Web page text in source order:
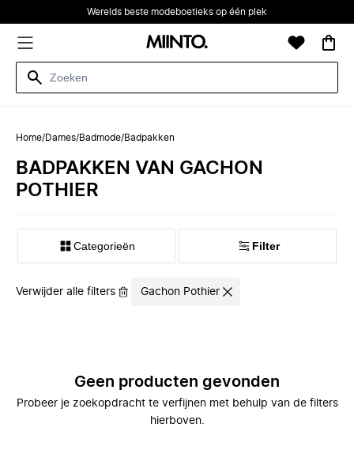
Werelds beste modeboetieks op één plek
Home/Dames/Badmode/Badpakken
BADPAKKEN VAN GACHON
POTHIER
Categorieën Filter
Verwijder alle filters Gachon Pothier
Geen producten gevonden
Probeer je zoekopdracht te verfijnen met behulp van de filters
hierboven.